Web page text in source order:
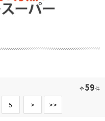
全59件
5 > >>